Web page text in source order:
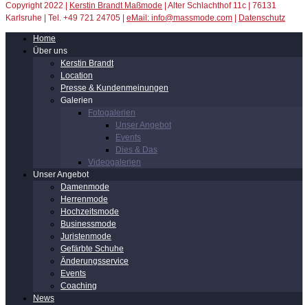
Copyright 2022 | Kerstin Brandt Maßmode | Alter Schlachthof 11c | 76131
Karlsruhe | Tel. +49 721 24705 | eMail: info@massmode.com Datenschutz
Home
Über uns
Kerstin Brandt
Location
Presse & Kundenmeinungen
Galerien
Fotogalerien
Unser Angebot
Events
Dies & Das
Videogalerien
Unser Angebot
Damenmode
Herrenmode
Hochzeitsmode
Businessmode
Juristenmode
Gefärbte Schuhe
Änderungsservice
Events
Coaching
News